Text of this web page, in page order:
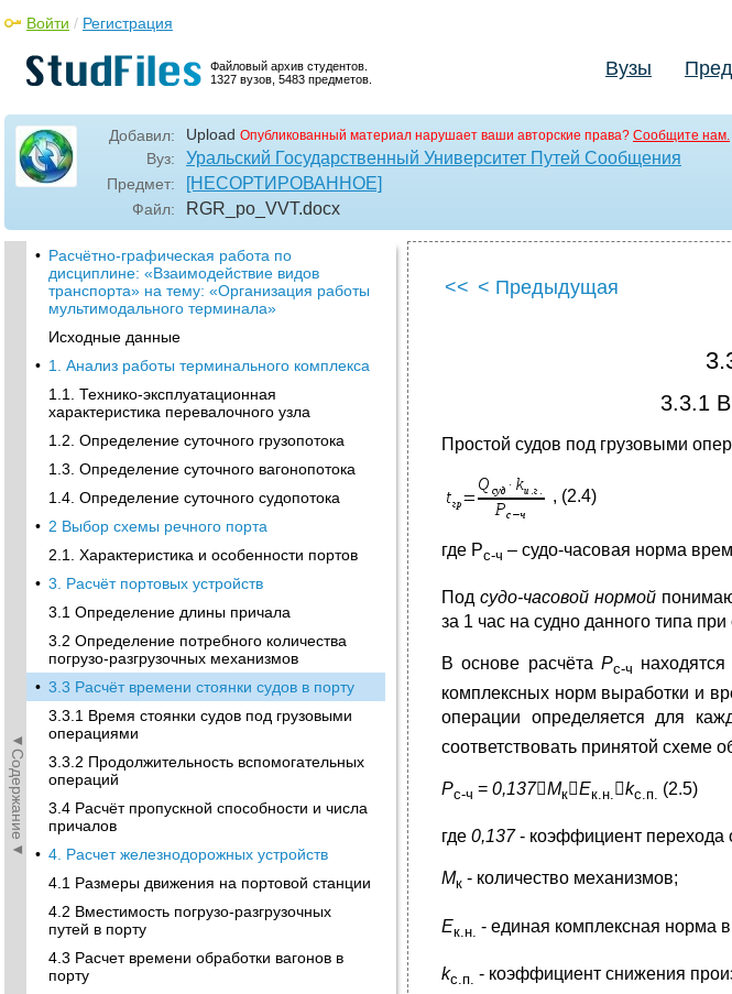
Файловый архив студентов.
1327 вузов, 5483 предметов.
Войти / Регистрация
Вузы
Добавил: Upload Опубликованный материал нарушает ваши авторские права? Сообщите нам.
Вуз: Уральский Государственный Университет Путей Сообщения
Предмет: [НЕСОРТИРОВАННОЕ]
Файл: RGR_po_VVT.docx
◄Содержание◄
• Расчётно-графическая работа по
дисциплине: «Взаимодействие видов
транспорта» на тему: «Организация работы
мультимодального терминала»
Исходные данные
• 1. Анализ работы терминального комплекса
1.1. Технико-эксплуатационная
характеристика перевалочного узла
1.2. Определение суточного грузопотока
1.3. Определение суточного вагонопотока
1.4. Определение суточного судопотока
• 2 Выбор схемы речного порта
2.1. Характеристика и особенности портов
• 3. Расчёт портовых устройств
3.1 Определение длины причала
3.2 Определение потребного количества
погрузо-разгрузочных механизмов
• 3.3 Расчёт времени стоянки судов в порту
3.3.1 Время стоянки судов под грузовыми
операциями
3.3.2 Продолжительность вспомогательных
операций
3.4 Расчёт пропускной способности и числа
причалов
• 4. Расчет железнодорожных устройств
4.1 Размеры движения на портовой станции
4.2 Вместимость погрузо-разгрузочных
путей в порту
4.3 Расчет времени обработки вагонов в
порту
<< < Предыдущая
3.3.1
Простой судов под грузовыми
, (2.4)
где Рс-ч – судо-часовая норма
Под судо-часовой нормой
за 1 час на судно данного типа
В основе расчёта Рс-ч
комплексных норм выработки и
операции определяется для
соответствовать принятой схеме
Рс-ч = 0,137МкЕк.н. kс.п. (2.5)
где 0,137 - коэффициент перехода
Мк - количество механизмов;
Ек.н. - единая комплексная норма
kс.п. - коэффициент снижения